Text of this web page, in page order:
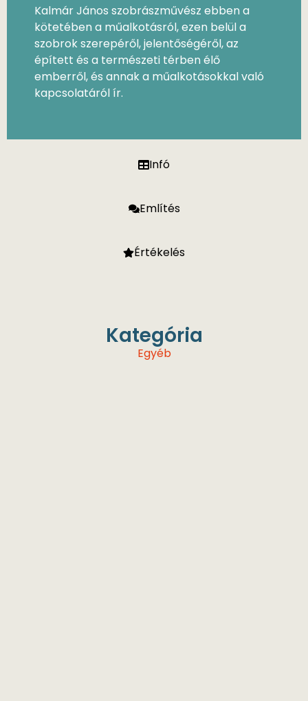
Infó
Említés
Értékelés
Kalmár János szobrászművész ebben a
kötetében a műalkotásról, ezen belül a
szobrok szerepéről, jelentőségéről, az
épített és a természeti térben élő
emberről, és annak a műalkotásokkal való
kapcsolatáról ír.
Kategória
Egyéb